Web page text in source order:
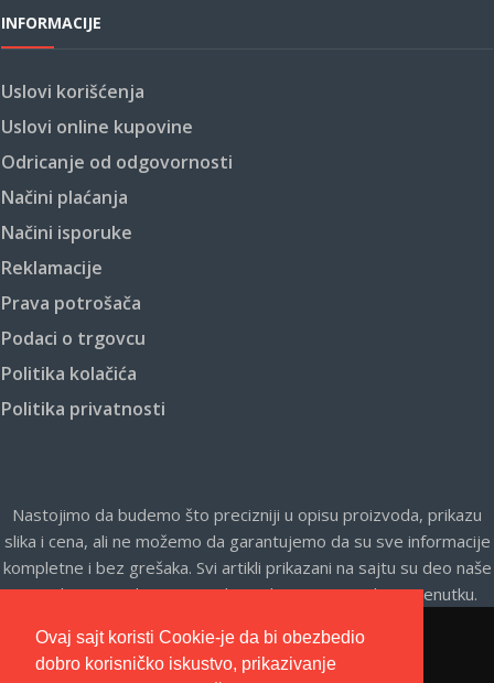
Ovaj sajt koristi Cookie-je da bi obezbedio
dobro korisničko iskustvo, prikazivanje
INFORMACIJE
Uslovi korišćenja
Uslovi online kupovine
Odricanje od odgovornosti
Načini plaćanja
Načini isporuke
Reklamacije
Prava potrošača
Podaci o trgovcu
Politika kolačića
Politika privatnosti
Nastojimo da budemo što precizniji u opisu proizvoda, prikazu
slika i cena, ali ne možemo da garantujemo da su sve informacije
kompletne i bez grešaka. Svi artikli prikazani na sajtu su deo naše
ponude i ne podrazumeva da su dostupni u svakom trenutku.